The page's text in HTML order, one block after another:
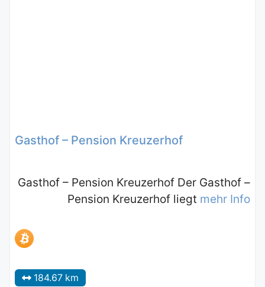
Gasthof – Pension Kreuzerhof
Gasthof – Pension Kreuzerhof Der Gasthof –
Pension Kreuzerhof liegt mehr Info
184.67 km